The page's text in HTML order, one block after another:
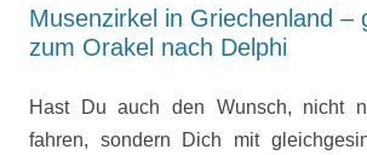
Musenzirkel in Griechenland –
zum Orakel nach Delphi
Hast Du auch den Wunsch, nicht
fahren, sondern Dich mit